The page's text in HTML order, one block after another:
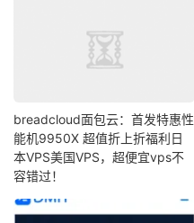
breadcloud面包云：首发特惠性
能机9950X 超值折上折福利日
本VPS美国VPS，超便宜vps不
容错过！